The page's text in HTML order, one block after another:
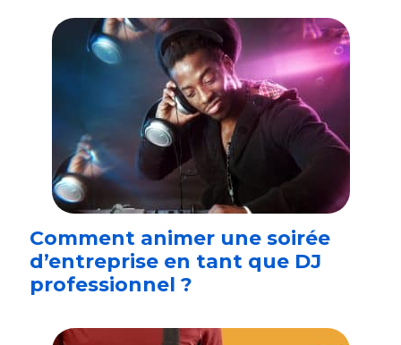
Comment animer une soirée
d’entreprise en tant que DJ
professionnel ?